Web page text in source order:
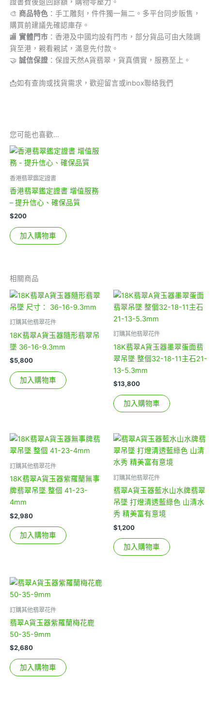
證書費後退回餘額，購物零壓力。
🎨 商品特色 ：手工雕刻，件件獨一無二。多平台同步販售，
購買前建議先確認庫存。
🏬 實體門市 ：香港及中國均設有門市，部分貨品可由大陸調
貨至港，親看親試，滿意先付款。
🤝 誠信保證 ：保證天然A貨翡翠，貨真價實，服務至上。
📩如有查詢或找貨需求，歡迎留言或inbox聯絡我們
您可能也喜歡…
香港翡翠鑑定證書
香港翡翠鑑定證書 增值服務
– 提升信心、確保品質
$200
加入購物車
相關商品
訂購其他翡翠花件
18K翡翠A貨玉器隨形翡翠吊
墜 36-16-9.3mm
$5,800
加入購物車
訂購其他翡翠花件
18K翡翠A貨玉器墨翠蛋面翡
翠吊墜 整個32-18-11主石21-
13-5.3mm
$13,800
加入購物車
訂購其他翡翠花件
18K翡翠A貨玉器紫羅蘭無事
牌翡翠吊墜 整個 41-23-
4mm
$2,980
加入購物車
訂購其他翡翠花件
翡翠A貨玉器藍水山水牌翡翠
吊墜 打燈清透藍綠色 山清水
秀 精美富有意境
$1,200
加入購物車
訂購其他翡翠花件
翡翠A貨玉器紫羅蘭梅花鹿
50-35-9mm
$2,680
加入購物車